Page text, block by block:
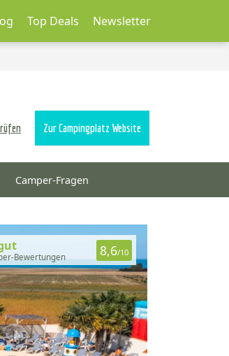
Top Deals Newsletter
Zur Campingplatz Website
Camper-Fragen
Bewertungen 8,6/10